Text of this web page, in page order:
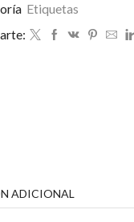
Etiquetas
ADICIONAL